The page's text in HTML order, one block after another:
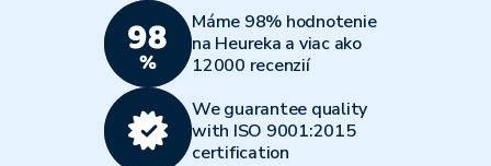
Máme 98% hodnotenie
na Heureka a viac ako
12000 recenzií
We guarantee quality
with ISO 9001:2015
certification